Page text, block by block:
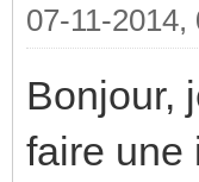
07-11-2014,
Bonjour,
faire une